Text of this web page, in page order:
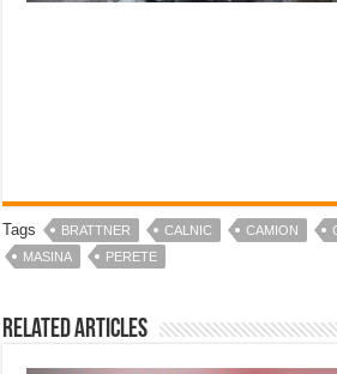
Tags BRATTNER CALNIC CAMION
MASINA
PERETE
Related Articles